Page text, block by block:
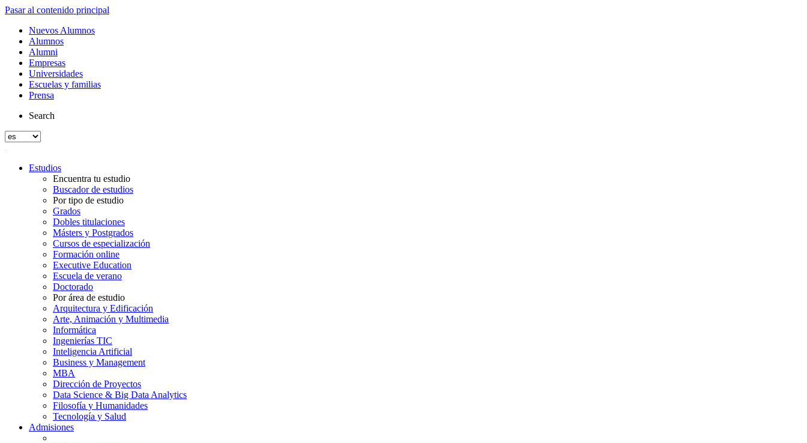
Pasar al contenido principal
Nuevos Alumnos
Alumnos
Alumni
Empresas
Universidades
Escuelas y familias
Prensa
Search
Estudios
Encuentra tu estudio
Buscador de estudios
Por tipo de estudio
Grados
Dobles titulaciones
Másters y Postgrados
Cursos de especialización
Formación online
Executive Education
Escuela de verano
Doctorado
Por área de estudio
Arquitectura y Edificación
Arte, Animación y Multimedia
Informática
Ingenierías TIC
Inteligencia Artificial
Business y Management
MBA
Dirección de Proyectos
Data Science & Big Data Analytics
Filosofía y Humanidades
Tecnología y Salud
Admisiones